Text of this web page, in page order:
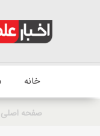
خانه
صفحه اصلی